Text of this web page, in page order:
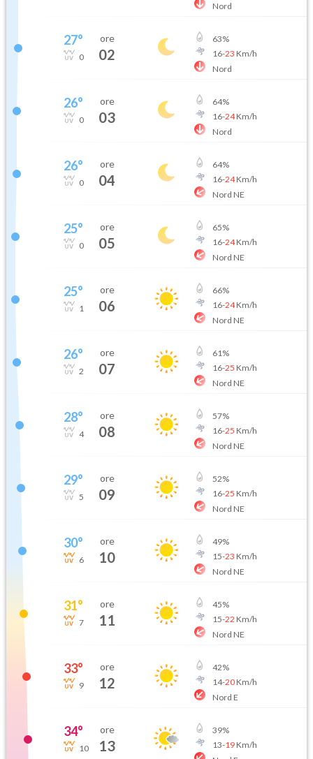
Nord
27°
0
ore
02
63%
16-23 Km/h
Nord
26°
0
ore
03
64%
16-24Km/h
Nord
26°
0
ore
04
64%
16-24Km/h
Nord NE
25°
0
ore
05
65%
16-24Km/h
Nord NE
25°
1
ore
06
66%
16-24Km/h
Nord NE
26°
2
ore
07
61%
16-25 Km/h
Nord NE
28°
4
ore
08
57%
16-25 Km/h
Nord NE
29°
5
ore
09
52%
16-25 Km/h
Nord NE
30°
6
ore
10
49%
15-23 Km/h
Nord NE
31°
7
ore
11
45%
15-22 Km/h
Nord NE
33°
9
ore
12
42%
14-20Km/h
Nord E
34°
10
ore
13
39%
13-19Km/h